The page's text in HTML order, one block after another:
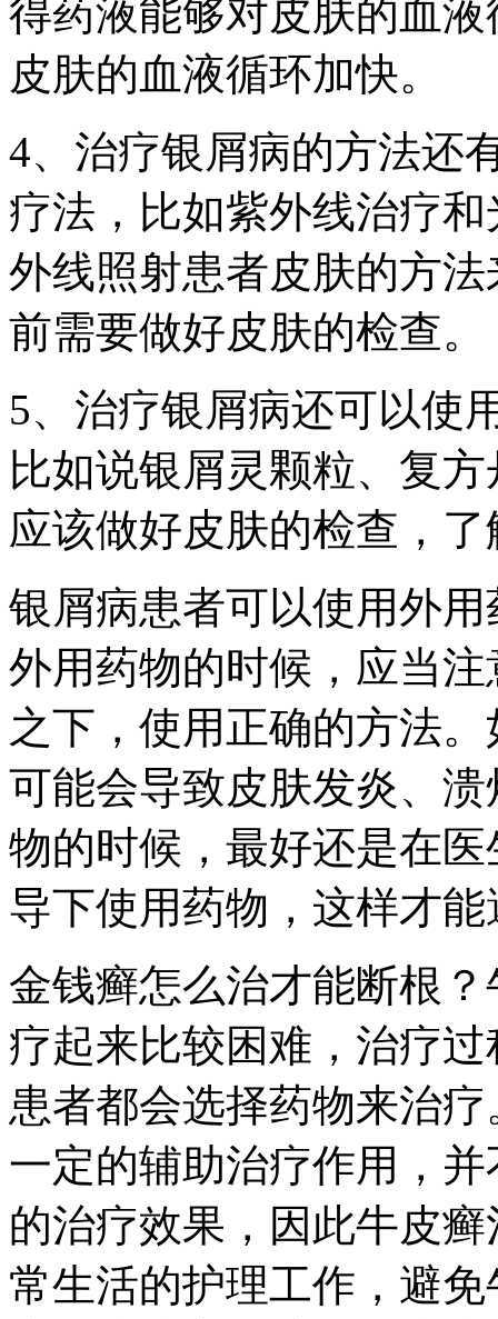
得药液能够对皮肤的血
皮肤的血液循环加快。
4、治疗银屑病的方法还
疗法，比如紫外线治疗
外线照射患者皮肤的方
前需要做好皮肤的检查。
5、治疗银屑病还可以使
比如说银屑灵颗粒、复
应该做好皮肤的检查，
银屑病患者可以使用外
外用药物的时候，应当
之下，使用正确的方法
可能会导致皮肤发炎、
物的时候，最好还是在
导下使用药物，这样才
金钱癣怎么治才能断根
疗起来比较困难，治疗
患者都会选择药物来治
一定的辅助治疗作用，
的治疗效果，因此牛皮
常生活的护理工作，避